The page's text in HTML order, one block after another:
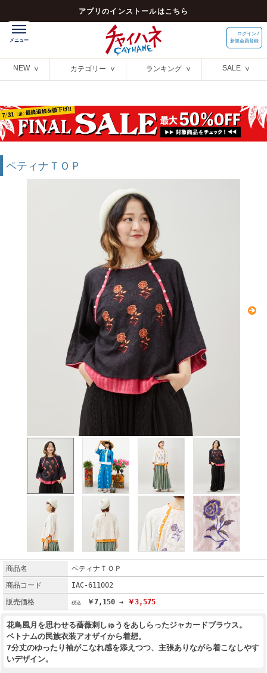
アプリのインストールはこちら
ログイン /
新規会員登録
NEW カテゴリー ランキング SALE
ペティナＴＯＰ
商品名
ペティナＴＯＰ
商品コード
IAC-611002
販売価格
￥7,150 → ￥3,575
花鳥風月を思わせる薔薇刺しゅうをあしらったジャカードブラウス。
ベトナムの民族衣装アオザイから着想。
7分丈のゆったり袖がこなれ感を添えつつ、主張ありながら着こなしやす
いデザイン。